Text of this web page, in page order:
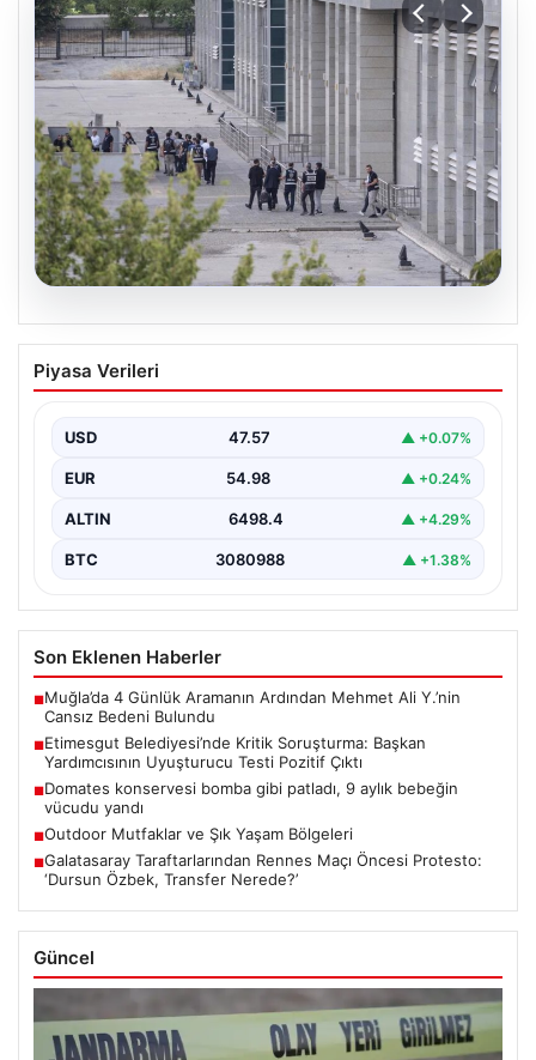
05.08.2026
Etimesgut Belediyesi’nde Kritik
Soruşturma: Başkan Yardımcısının
Ankara’da Etimesgut Belediyesi’ne ilişkin yürütülen
devam ediyor. Başkan…
Piyasa Verileri
USD 47.57 ▲ +0.07%
EUR 54.98 ▲ +0.24%
ALTIN 6498.4 ▲ +4.29%
BTC 3080988 ▲ +1.38%
Son Eklenen Haberler
■Muğla’da 4 Günlük Aramanın Ardından Mehmet Ali Y.’nin
Cansız Bedeni Bulundu
■Etimesgut Belediyesi’nde Kritik Soruşturma: Başkan
Yardımcısının Uyuşturucu Testi Pozitif Çıktı
■Domates konservesi bomba gibi patladı, 9 aylık bebeğin
vücudu yandı
■Outdoor Mutfaklar ve Şık Yaşam Bölgeleri
■Galatasaray Taraftarlarından Rennes Maçı Öncesi Protesto:
‘Dursun Özbek, Transfer Nerede?’
Güncel